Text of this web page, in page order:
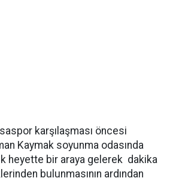
karşılaşması öncesi
Kaymak soyunma odasında
heyette bir araya gelerek dakika
bulunmasının ardından